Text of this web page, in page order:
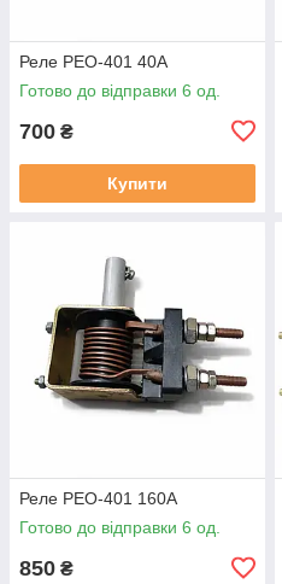
Реле РЕО-401 40А
Готово до відправки 6 од.
700 ₴
Купити
Реле РЕО-401 160А
Готово до відправки 6 од.
850 ₴